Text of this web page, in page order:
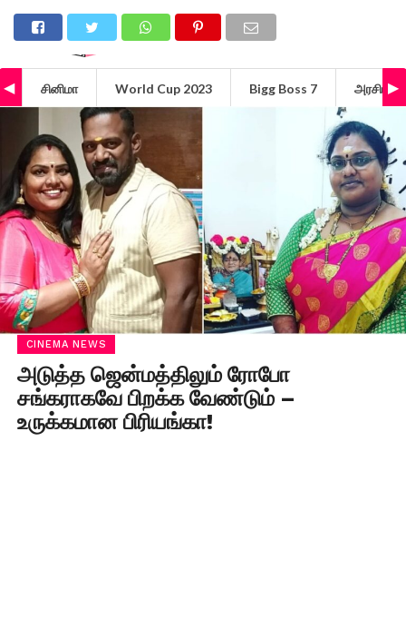
சினிமா World Cup 2023 Bigg Boss 7 அரசியல்
CINEMA NEWS
அடுத்த ஜென்மத்திலும் ரோபோ
சங்கராகவே பிறக்க வேண்டும் –
உருக்கமான பிரியங்கா!